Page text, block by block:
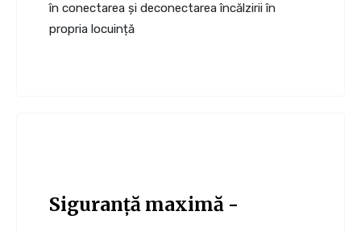
în conectarea și deconectarea încălzirii în
propria locuință
Siguranță maximă -